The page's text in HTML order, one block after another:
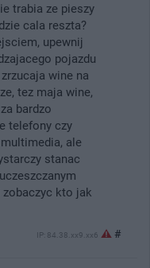
trabia ze pieszy
cala reszta?
upewnij
pojazdu
wine na
tez maja wine,
bardzo
telefony czy
ale
stanac
kto jak
IP: 84.38.xx9.xx6 #